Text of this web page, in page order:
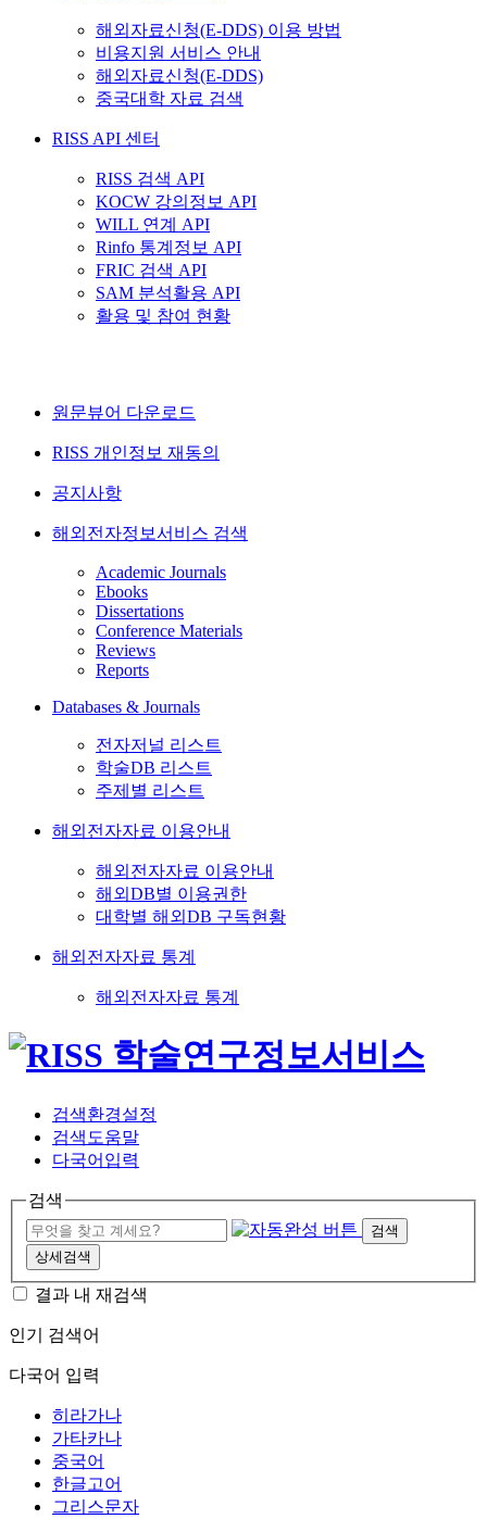
해외자료신청(E-DDS) 이용 방법
비용지원 서비스 안내
해외자료신청(E-DDS)
중국대학 자료 검색
RISS API 센터
RISS 검색 API
KOCW 강의정보 API
WILL 연계 API
Rinfo 통계정보 API
FRIC 검색 API
SAM 분석활용 API
활용 및 참여 현황
원문뷰어 다운로드
RISS 개인정보 재동의
공지사항
해외전자정보서비스 검색
Academic Journals
Ebooks
Dissertations
Conference Materials
Reviews
Reports
Databases & Journals
전자저널 리스트
학술DB 리스트
주제별 리스트
해외전자자료 이용안내
해외전자자료 이용안내
해외DB별 이용권한
대학별 해외DB 구독현황
해외전자자료 통계
해외전자자료 통계
검색환경설정
검색도움말
다국어입력
검색
검색
상세검색
결과 내 재검색
인기 검색어
다국어 입력
히라가나
가타카나
중국어
한글고어
그리스문자